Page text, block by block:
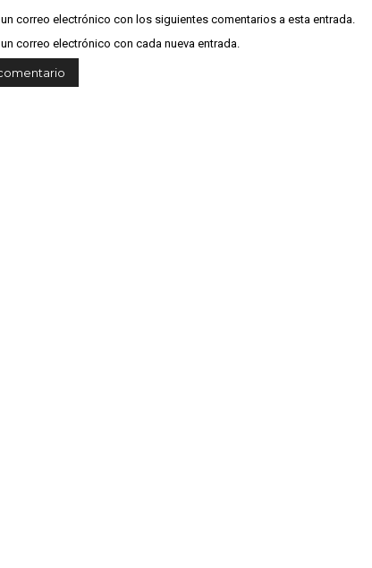
correo electrónico con los siguientes comentarios a esta entrada.
correo electrónico con cada nueva entrada.